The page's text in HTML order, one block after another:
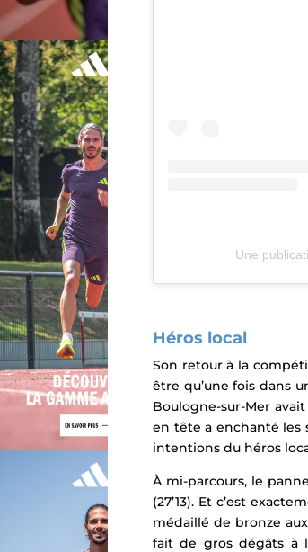
Une
Héros local
Son retour à la
être qu’une fois dans
Boulogne-sur-Mer
en tête a enchanté les
intentions du héros
À mi-parcours, le
(27’13). Et c’est
médaillé de bronze
fait de gros dégâts à